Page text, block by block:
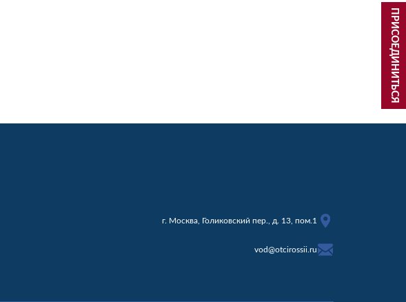
г. Москва, Голиковский пер., д. 13, пом.1
vod@otcirossii.ru
ПРИСОЕДИНИТЬСЯ